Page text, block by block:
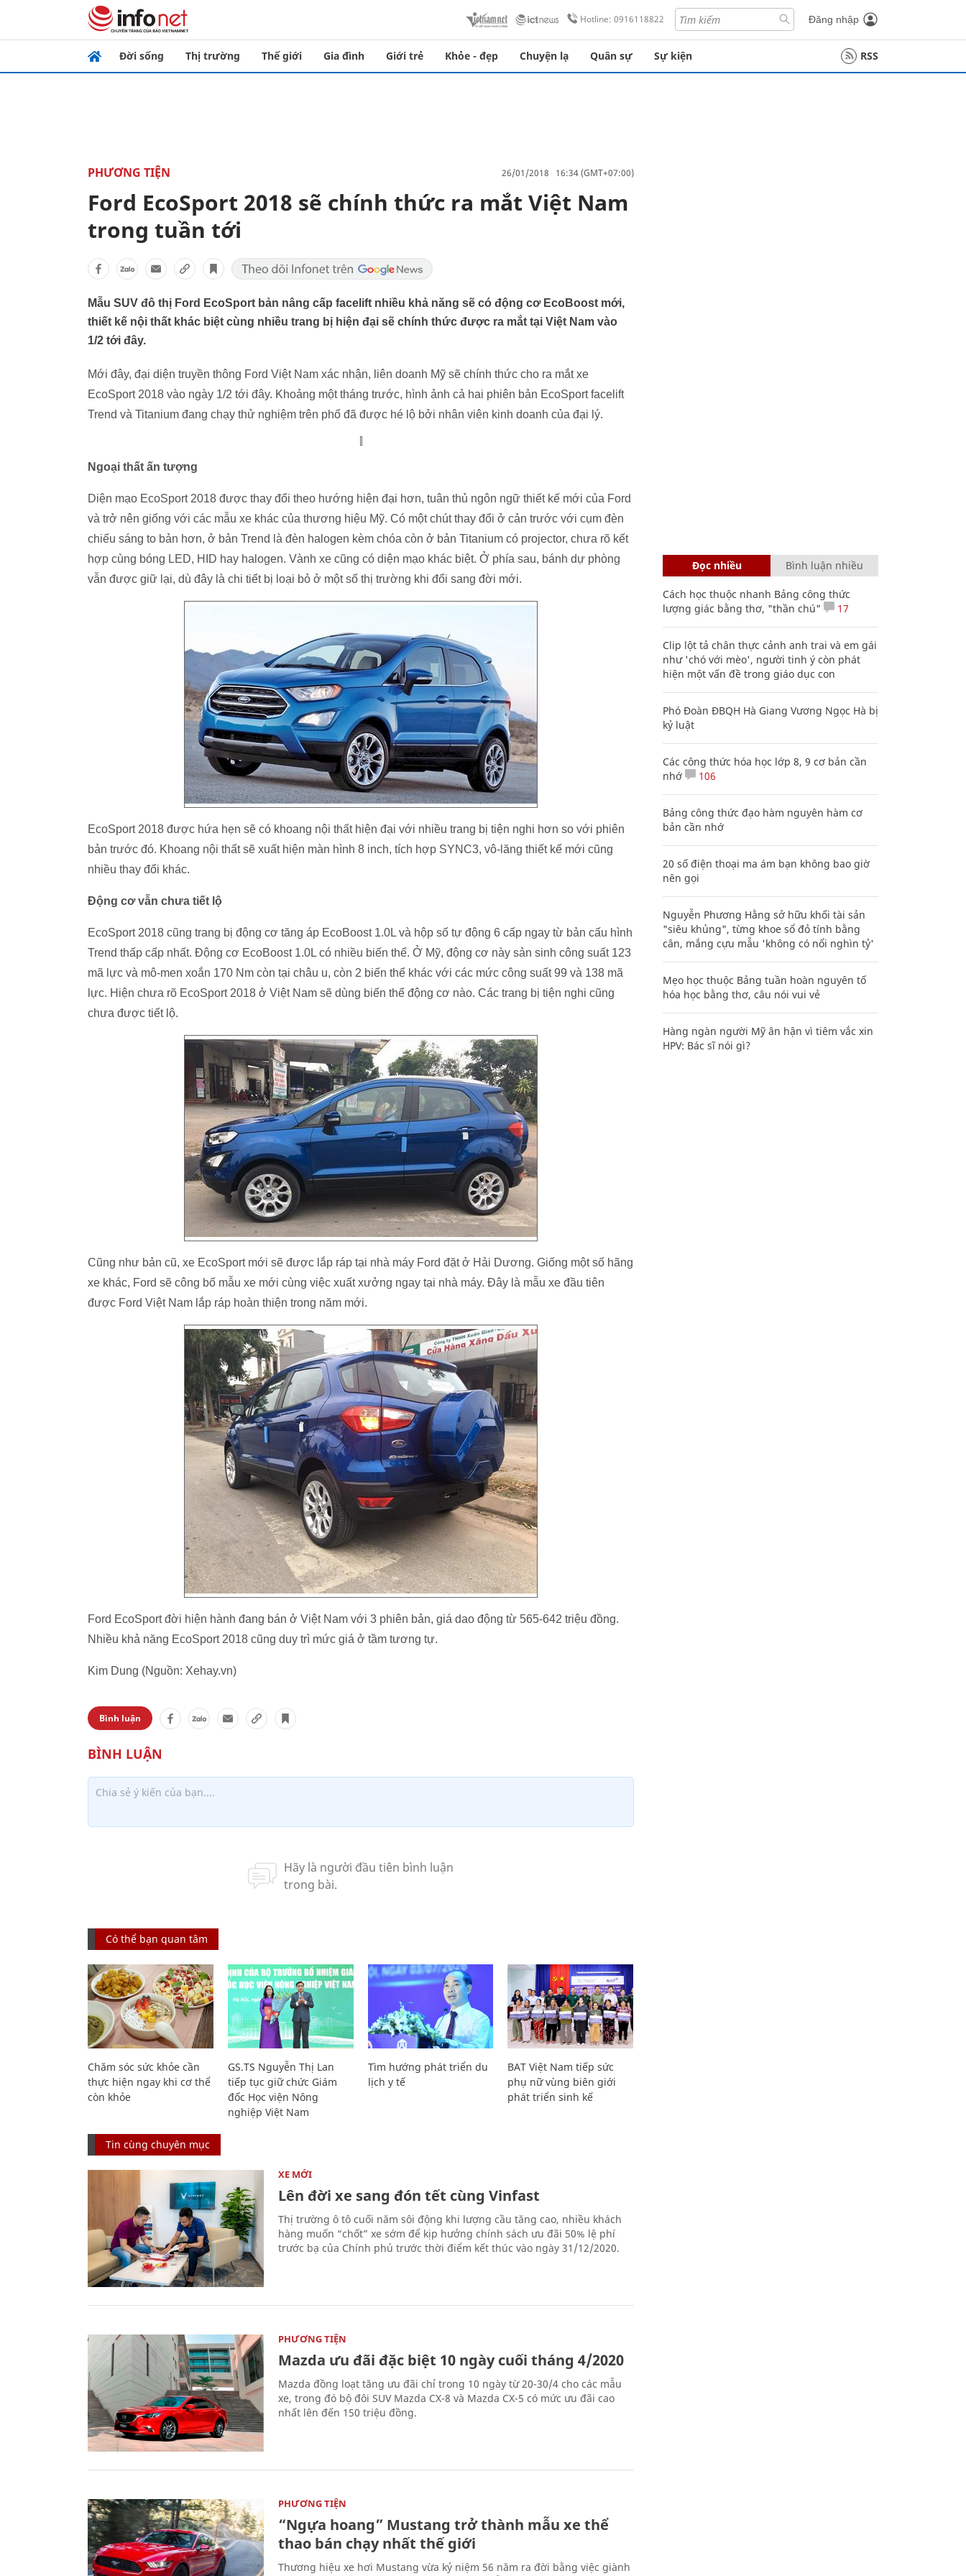
Hotline: 0916118822 Đăng nhập
Đời sống Thị trường Thế giới Gia đình Giới trẻ Khỏe - đẹp Chuyện lạ Quân sự Sự kiện RSS
PHƯƠNG TIỆN 26/01/2018 16:34 (GMT+07:00)
Ford EcoSport 2018 sẽ chính thức ra mắt Việt Nam
trong tuần tới
Mẫu SUV đô thị Ford EcoSport bản nâng cấp facelift nhiều khả năng sẽ có động cơ EcoBoost mới,
thiết kế nội thất khác biệt cùng nhiều trang bị hiện đại sẽ chính thức được ra mắt tại Việt Nam vào
1/2 tới đây.
Mới đây, đại diện truyền thông Ford Việt Nam xác nhận, liên doanh Mỹ sẽ chính thức cho ra mắt xe
EcoSport 2018 vào ngày 1/2 tới đây. Khoảng một tháng trước, hình ảnh cả hai phiên bản EcoSport facelift
Trend và Titanium đang chạy thử nghiệm trên phố đã được hé lộ bởi nhân viên kinh doanh của đại lý.
Ngoại thất ấn tượng
Diện mạo EcoSport 2018 được thay đổi theo hướng hiện đại hơn, tuân thủ ngôn ngữ thiết kế mới của Ford
và trở nên giống với các mẫu xe khác của thương hiệu Mỹ. Có một chút thay đổi ở cản trước với cụm đèn
chiếu sáng to bản hơn, ở bản Trend là đèn halogen kèm chóa còn ở bản Titanium có projector, chưa rõ kết
hợp cùng bóng LED, HID hay halogen. Vành xe cũng có diện mạo khác biệt. Ở phía sau, bánh dự phòng
vẫn được giữ lại, dù đây là chi tiết bị loại bỏ ở một số thị trường khi đổi sang đời mới.
EcoSport 2018 được hứa hẹn sẽ có khoang nội thất hiện đại với nhiều trang bị tiện nghi hơn so với phiên
bản trước đó. Khoang nội thất sẽ xuất hiện màn hình 8 inch, tích hợp SYNC3, vô-lăng thiết kế mới cũng
nhiều thay đổi khác.
Động cơ vẫn chưa tiết lộ
EcoSport 2018 cũng trang bị động cơ tăng áp EcoBoost 1.0L và hộp số tự động 6 cấp ngay từ bản cấu hình
Trend thấp cấp nhất. Động cơ EcoBoost 1.0L có nhiều biến thể. Ở Mỹ, động cơ này sản sinh công suất 123
mã lực và mô-men xoắn 170 Nm còn tại châu u, còn 2 biến thể khác với các mức công suất 99 và 138 mã
lực. Hiện chưa rõ EcoSport 2018 ở Việt Nam sẽ dùng biến thể động cơ nào. Các trang bị tiện nghi cũng
chưa được tiết lộ.
Cũng như bản cũ, xe EcoSport mới sẽ được lắp ráp tại nhà máy Ford đặt ở Hải Dương. Giống một số hãng
xe khác, Ford sẽ công bố mẫu xe mới cùng việc xuất xưởng ngay tại nhà máy. Đây là mẫu xe đầu tiên
được Ford Việt Nam lắp ráp hoàn thiện trong năm mới.
Ford EcoSport đời hiện hành đang bán ở Việt Nam với 3 phiên bản, giá dao động từ 565-642 triệu đồng.
Nhiều khả năng EcoSport 2018 cũng duy trì mức giá ở tầm tương tự.
Kim Dung (Nguồn: Xehay.vn)
Bình luận
Có thể bạn quan tâm
Chăm sóc sức khỏe cần
thực hiện ngay khi cơ thể
còn khỏe
GS.TS Nguyễn Thị Lan
tiếp tục giữ chức Giám
đốc Học viện Nông
nghiệp Việt Nam
Tìm hướng phát triển du
lịch y tế
BAT Việt Nam tiếp sức
phụ nữ vùng biên giới
phát triển sinh kế
Tin cùng chuyên mục
XE MỚI
Lên đời xe sang đón tết cùng Vinfast
Thị trường ô tô cuối năm sôi động khi lượng cầu tăng cao, nhiều khách
hàng muốn “chốt” xe sớm để kịp hưởng chính sách ưu đãi 50% lệ phí
trước bạ của Chính phủ trước thời điểm kết thúc vào ngày 31/12/2020.
PHƯƠNG TIỆN
Mazda ưu đãi đặc biệt 10 ngày cuối tháng 4/2020
Mazda đồng loạt tăng ưu đãi chỉ trong 10 ngày từ 20-30/4 cho các mẫu
xe, trong đó bộ đôi SUV Mazda CX-8 và Mazda CX-5 có mức ưu đãi cao
nhất lên đến 150 triệu đồng.
PHƯƠNG TIỆN
“Ngựa hoang” Mustang trở thành mẫu xe thể
thao bán chạy nhất thế giới
Thương hiệu xe hơi Mustang vừa kỷ niệm 56 năm ra đời bằng việc giành
Đọc nhiều Bình luận nhiều
Cách học thuộc nhanh Bảng công thức
lượng giác bằng thơ, "thần chú"
17
Clip lột tả chân thực cảnh anh trai và em gái
như 'chó với mèo', người tinh ý còn phát
hiện một vấn đề trong giáo dục con
Phó Đoàn ĐBQH Hà Giang Vương Ngọc Hà bị
kỷ luật
Các công thức hóa học lớp 8, 9 cơ bản cần
nhớ
106
Bảng công thức đạo hàm nguyên hàm cơ
bản cần nhớ
20 số điện thoại ma ám bạn không bao giờ
nên gọi
Nguyễn Phương Hằng sở hữu khối tài sản
"siêu khủng", từng khoe sổ đỏ tính bằng
cân, mắng cựu mẫu 'không có nổi nghìn tỷ'
Mẹo học thuộc Bảng tuần hoàn nguyên tố
hóa học bằng thơ, câu nói vui vẻ
Hàng ngàn người Mỹ ân hận vì tiêm vắc xin
HPV: Bác sĩ nói gì?